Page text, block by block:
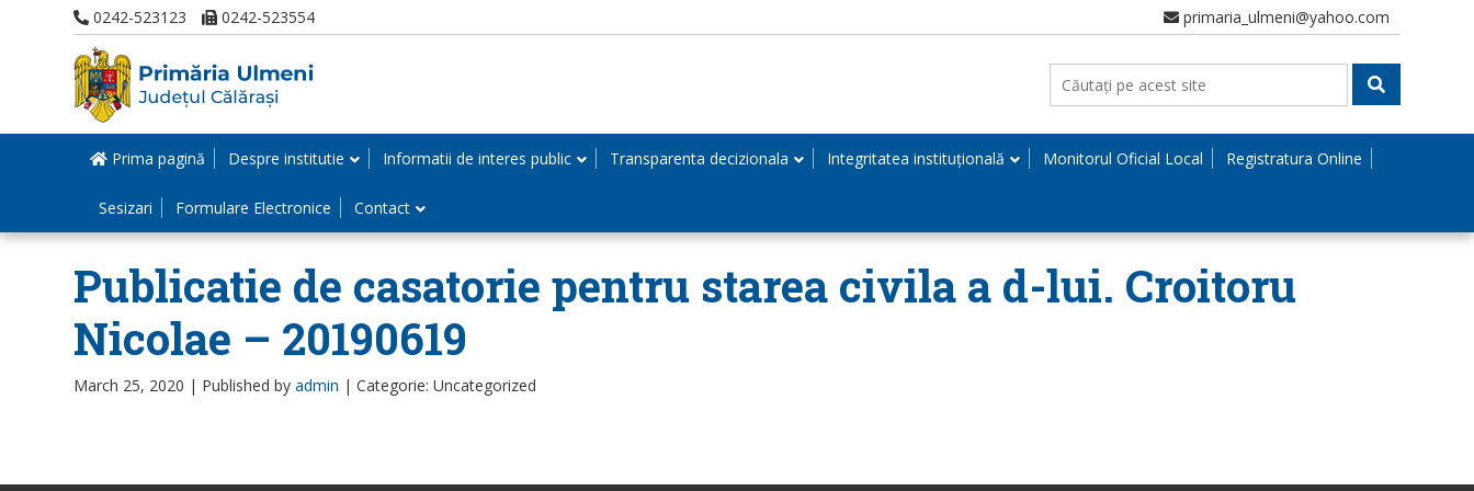
0242-523123 0242-523554 primaria_ulmeni@yahoo.com
Prima pagină Despre institutie Informatii de interes public Transparenta decizionala Integritatea instituțională Monitorul Oficial Local Registratura Online
Sesizari Formulare Electronice Contact
Publicatie de casatorie pentru starea civila a d-lui. Croitoru
Nicolae – 20190619
March 25, 2020 | Published by admin | Categorie: Uncategorized